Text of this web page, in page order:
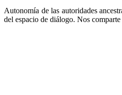
Autonomía de las autoridades
del espacio de diálogo. Nos